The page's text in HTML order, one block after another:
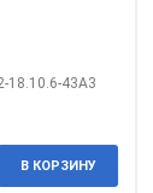
18.10.6-43А3
В КОРЗИНУ